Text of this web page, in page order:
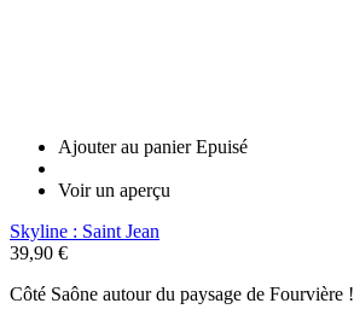
Ajouter au panier Epuisé
Voir un aperçu
Skyline : Saint Jean
39,90 €
Côté Saône autour du paysage de Fourvière !